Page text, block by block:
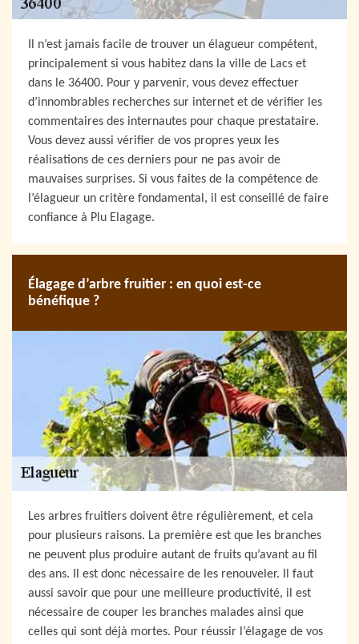
Il n’est jamais facile de trouver un élagueur compétent,
principalement si vous habitez dans la ville de Lacs et
dans le 36400. Pour y parvenir, vous devez effectuer
d’innombrables recherches sur internet et de vérifier les
commentaires des internautes pour chaque prestataire.
Vous devez aussi vérifier de vos propres yeux les
réalisations de ces derniers pour ne pas avoir de
mauvaises surprises. Si vous faites de la compétence de
l’élagueur un critère fondamental, il est conseillé de faire
confiance à Plu Elagage.
Élagage d’arbre fruitier : en quoi est-ce
bénéfique ?
Les arbres fruitiers doivent être régulièrement, et cela
pour plusieurs raisons. La première est que les branches
ne peuvent plus produire autant de fruits qu’avant au fil
des ans. Il est donc nécessaire de les renouveler. Il faut
aussi savoir que pour une meilleure productivité, il est
nécessaire de couper les branches malades ainsi que
celles qui sont déjà mortes. Pour réussir l’élagage de vos